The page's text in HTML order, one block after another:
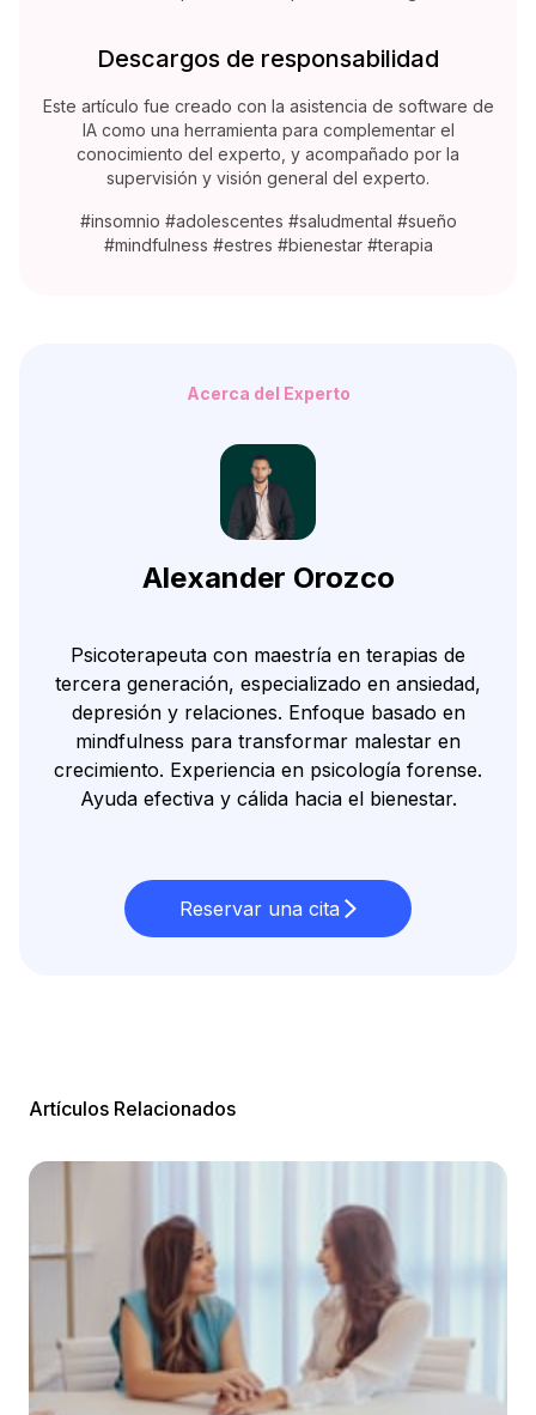
Descargos de responsabilidad
Este artículo fue creado con la asistencia de software de
IA como una herramienta para complementar el
conocimiento del experto, y acompañado por la
supervisión y visión general del experto.
#insomnio #adolescentes #saludmental #sueño
#mindfulness #estres #bienestar #terapia
Acerca del Experto
Alexander Orozco
Psicoterapeuta con maestría en terapias de
tercera generación, especializado en ansiedad,
depresión y relaciones. Enfoque basado en
mindfulness para transformar malestar en
crecimiento. Experiencia en psicología forense.
Ayuda efectiva y cálida hacia el bienestar.
Reservar una cita
Artículos Relacionados